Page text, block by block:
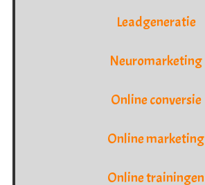
Leadgeneratie
Neuromarketing
Online conversie
Online marketing
Online trainingen